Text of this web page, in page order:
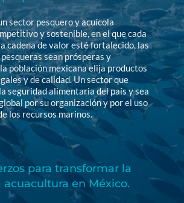
sector pesquero y acuícola
y sostenible, en el que cada
cadena de valor esté fortalecido, las
sean prósperas y
población mexicana elija productos
y de calidad. Un sector que
seguridad alimentaria del país y sea
por su organización y por el uso
los recursos marinos.
para transformar la
acuacultura en México.